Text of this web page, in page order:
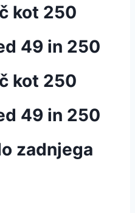
kot 250
49 in 250
kot 250
49 in 250
zadnjega